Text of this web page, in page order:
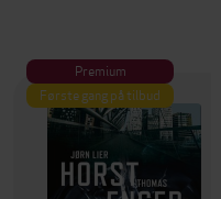
Premium
Første gang på tilbud